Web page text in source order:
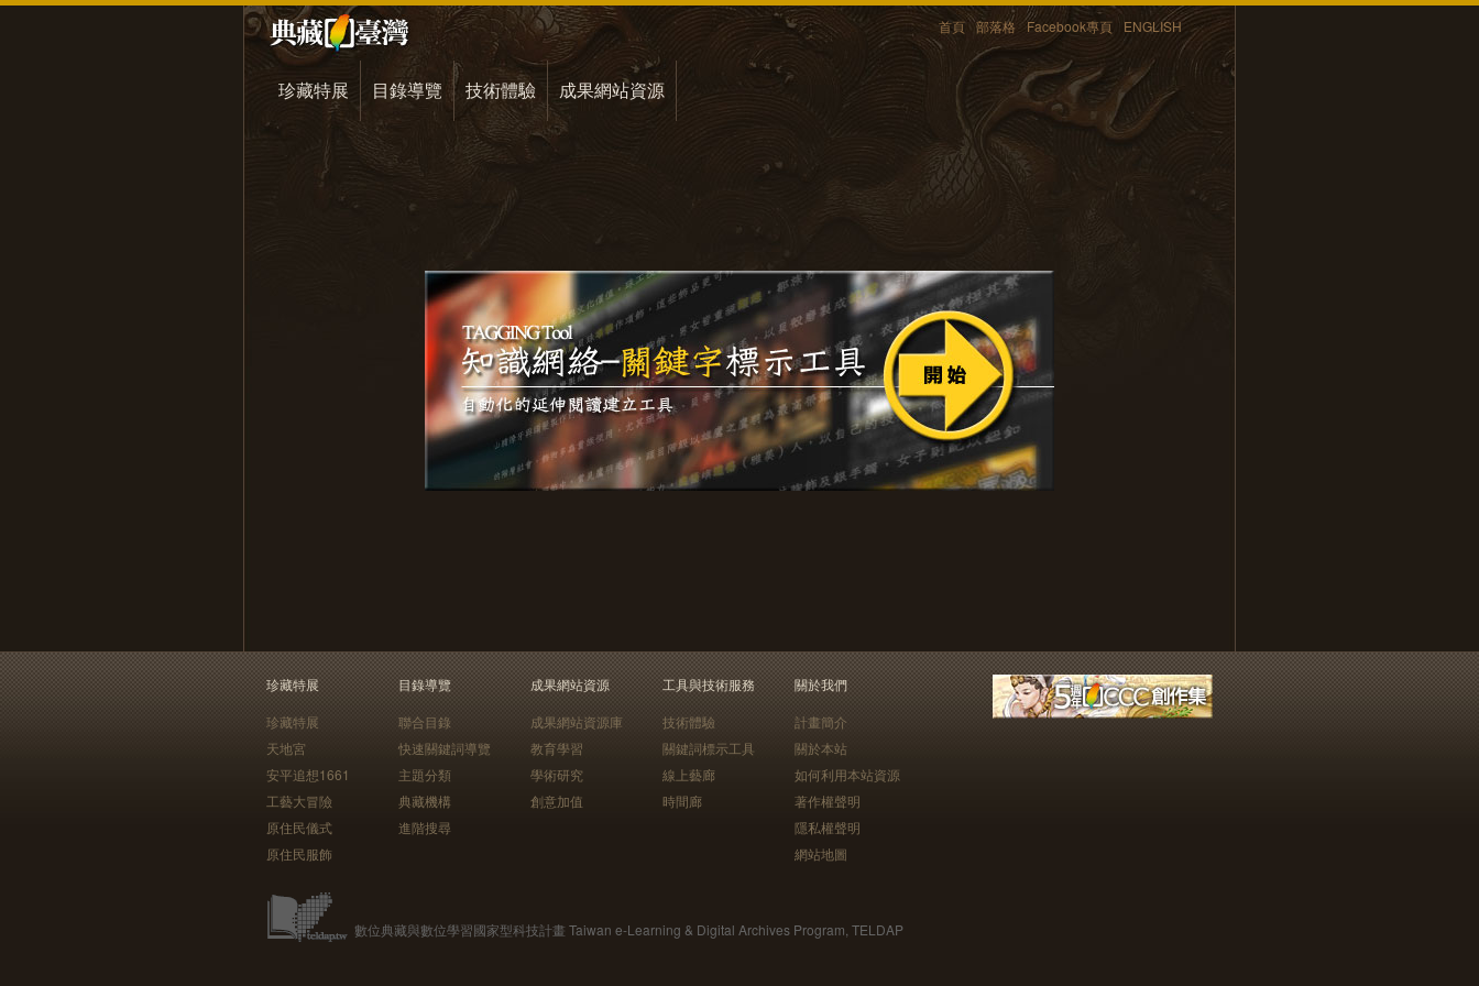
首頁 部落格 Facebook專頁 ENGLISH
珍藏特展 目錄導覽 技術體驗 成果網站資源
珍藏特展
珍藏特展
天地宮
安平追想1661
工藝大冒險
原住民儀式
原住民服飾
目錄導覽
聯合目錄
快速關鍵詞導覽
主題分類
典藏機構
進階搜尋
成果網站資源
成果網站資源庫
教育學習
學術研究
創意加值
工具與技術服務
技術體驗
關鍵詞標示工具
線上藝廊
時間廊
關於我們
計畫簡介
關於本站
如何利用本站資源
著作權聲明
隱私權聲明
網站地圖
數位典藏與數位學習國家型科技計畫 Taiwan e-Learning & Digital Archives Program, TELDAP